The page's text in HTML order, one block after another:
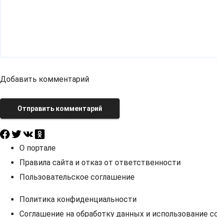
Добавить комментарий
Отправить комментарий
О портале
Правила сайта и отказ от ответственности
Пользовательское соглашение
Политика конфиденциальности
Соглашение на обработку данных и использование